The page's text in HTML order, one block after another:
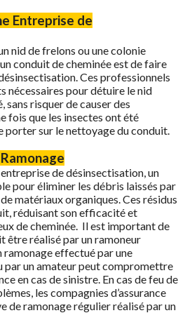
Entreprise de
nid de frelons ou une colonie
conduit de cheminée est de faire
Ces professionnels
nécessaires pour détuire le nid
risquer de causer des
fois que les insectes ont été
porter sur le nettoyage du conduit.
de désinsectisation, un
pour éliminer les débris laissés par
matériaux organiques. Ces résidus
réduisant son efficacité et
de cheminée. Il est important de
être réalisé par un ramoneur
effectué par une
par un amateur peut compromettre
en cas de sinistre. En cas de feu de
les compagnies d’assurance
de ramonage régulier réalisé par un